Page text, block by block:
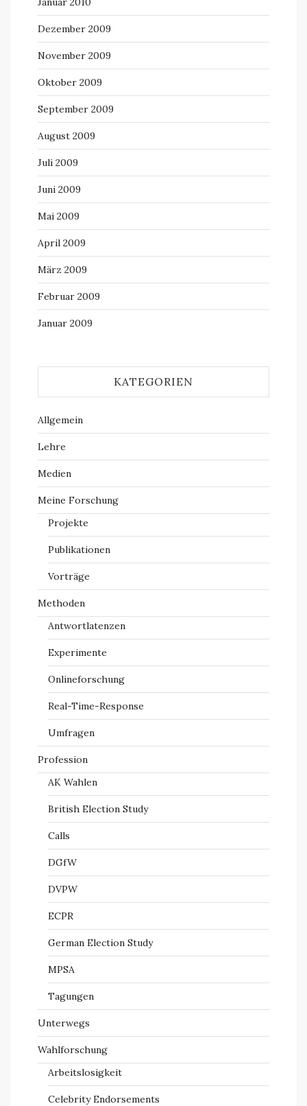
Dezember 2009
November 2009
Oktober 2009
September 2009
August 2009
Juli 2009
Juni 2009
Mai 2009
April 2009
März 2009
Februar 2009
Januar 2009
KATEGORIEN
Allgemein
Lehre
Medien
Meine Forschung
Projekte
Publikationen
Vorträge
Methoden
Antwortlatenzen
Experimente
Onlineforschung
Real-Time-Response
Umfragen
Profession
AK Wahlen
British Election Study
Calls
DGfW
DVPW
ECPR
German Election Study
MPSA
Tagungen
Unterwegs
Wahlforschung
Arbeitslosigkeit
Celebrity Endorsements